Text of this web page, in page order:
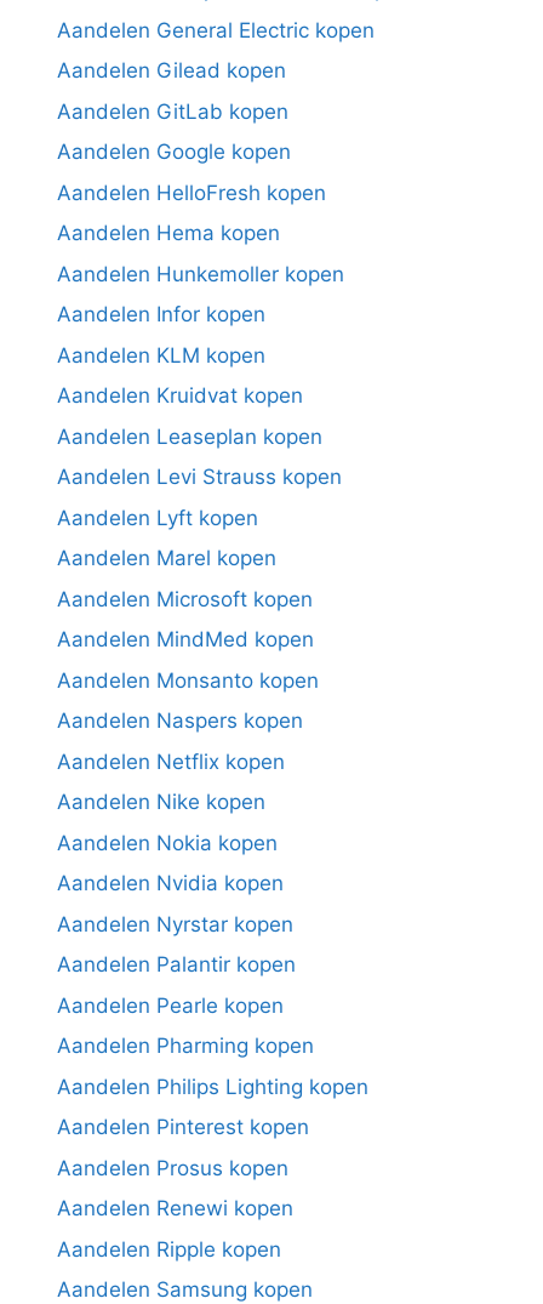
Aandelen General Electric kopen
Aandelen Gilead kopen
Aandelen GitLab kopen
Aandelen Google kopen
Aandelen HelloFresh kopen
Aandelen Hema kopen
Aandelen Hunkemoller kopen
Aandelen Infor kopen
Aandelen KLM kopen
Aandelen Kruidvat kopen
Aandelen Leaseplan kopen
Aandelen Levi Strauss kopen
Aandelen Lyft kopen
Aandelen Marel kopen
Aandelen Microsoft kopen
Aandelen MindMed kopen
Aandelen Monsanto kopen
Aandelen Naspers kopen
Aandelen Netflix kopen
Aandelen Nike kopen
Aandelen Nokia kopen
Aandelen Nvidia kopen
Aandelen Nyrstar kopen
Aandelen Palantir kopen
Aandelen Pearle kopen
Aandelen Pharming kopen
Aandelen Philips Lighting kopen
Aandelen Pinterest kopen
Aandelen Prosus kopen
Aandelen Renewi kopen
Aandelen Ripple kopen
Aandelen Samsung kopen